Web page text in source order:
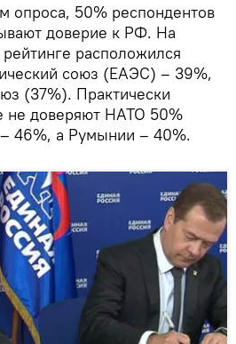
опроса, 50% респондентов
доверие к РФ. На
расположился
союз (ЕАЭС) – 39%,
(37%). Практически
не доверяют НАТО 50%
46%, а Румынии – 40%.